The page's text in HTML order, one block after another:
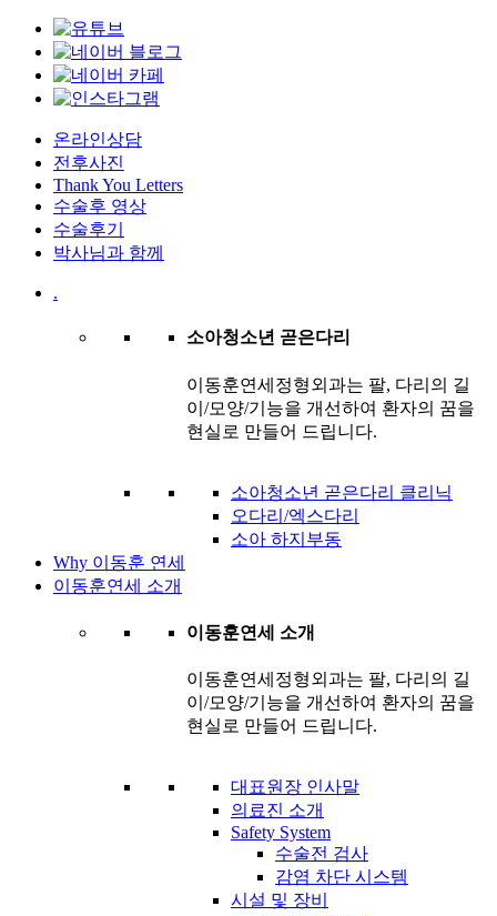
온라인상담
전후사진
Thank You Letters
수술후 영상
수술후기
박사님과 함께
.
소아청소년 곧은다리
이동훈연세정형외과는 팔, 다리의 길
이/모양/기능을 개선하여 환자의 꿈을
현실로 만들어 드립니다.
소아청소년 곧은다리 클리닉
오다리/엑스다리
소아 하지부동
Why 이동훈 연세
이동훈연세 소개
이동훈연세 소개
이동훈연세정형외과는 팔, 다리의 길
이/모양/기능을 개선하여 환자의 꿈을
현실로 만들어 드립니다.
대표원장 인사말
의료진 소개
Safety System
수술전 검사
감염 차단 시스템
시설 및 장비